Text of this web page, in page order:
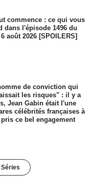
commence : ce qui vous
dans l'épisode 1496 du
août 2026 [SPOILERS]
de conviction qui
les risques" : il y a
Jean Gabin était l'une
célébrités françaises à
ce bel engagement